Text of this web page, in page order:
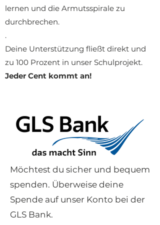
lernen und die Armutsspirale zu
durchbrechen.
.
Deine Unterstützung fließt direkt und
zu 100 Prozent in unser Schulprojekt.
Jeder Cent kommt an!
Möchtest du sicher und bequem
spenden. Überweise deine
Spende auf unser Konto bei der
GLS Bank.